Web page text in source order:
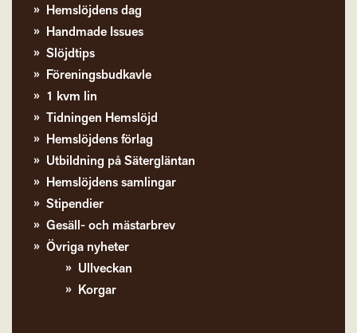
Hemslöjdens dag
Handmade Issues
Slöjdtips
Föreningsbudkavle
1 kvm lin
Tidningen Hemslöjd
Hemslöjdens förlag
Utbildning på Sätergläntan
Hemslöjdens samlingar
Stipendier
Gesäll- och mästarbrev
Övriga nyheter
Ullveckan
Korgar